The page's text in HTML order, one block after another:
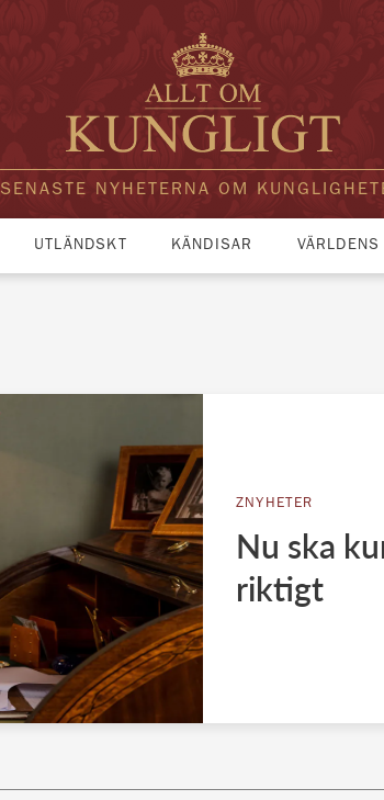
SENASTE NYHETERNA OM
UTLÄNDSKT KÄNDISAR
ZNYHETER
Nu ska
riktigt